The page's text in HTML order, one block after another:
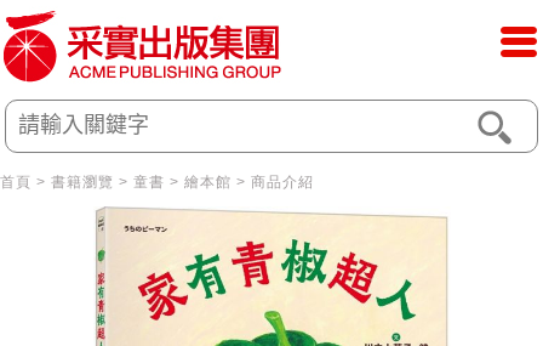
首頁 > 書籍瀏覽 > 童書 > 繪本館 > 商品介紹